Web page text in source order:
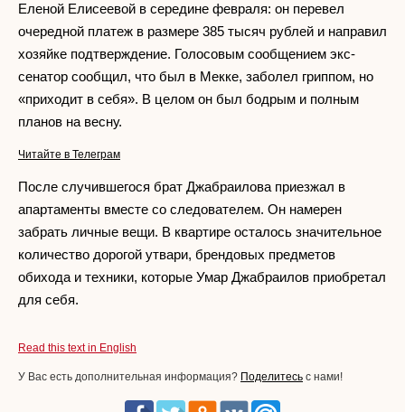
Еленой Елисеевой в середине февраля: он перевел
очередной платеж в размере 385 тысяч рублей и направил
хозяйке подтверждение. Голосовым сообщением экс-
сенатор сообщил, что был в Мекке, заболел гриппом, но
«приходит в себя». В целом он был бодрым и полным
планов на весну.
Читайте в Телеграм
После случившегося брат Джабраилова приезжал в
апартаменты вместе со следователем. Он намерен
забрать личные вещи. В квартире осталось значительное
количество дорогой утвари, брендовых предметов
обихода и техники, которые Умар Джабраилов приобретал
для себя.
Read this text in English
У Вас есть дополнительная информация? Поделитесь с нами!